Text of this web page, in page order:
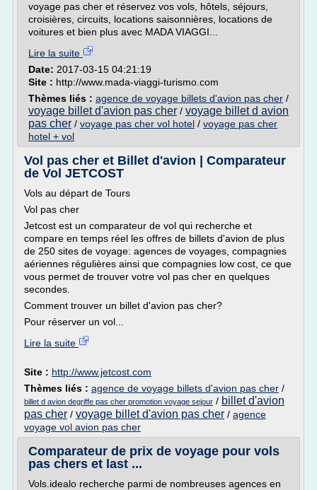
voyage pas cher et réservez vos vols, hôtels, séjours,
croisières, circuits, locations saisonnières, locations de
voitures et bien plus avec MADA VIAGGI...
Lire la suite
Date: 2017-03-15 04:21:19
Site : http://www.mada-viaggi-turismo.com
Thèmes liés : agence de voyage billets d'avion pas cher /
voyage billet d'avion pas cher / voyage billet d avion
pas cher / voyage pas cher vol hotel / voyage pas cher
hotel + vol
Vol pas cher et Billet d'avion | Comparateur
de Vol JETCOST
Vols au départ de Tours
Vol pas cher
Jetcost est un comparateur de vol qui recherche et
compare en temps réel les offres de billets d'avion de plus
de 250 sites de voyage: agences de voyages, compagnies
aériennes régulières ainsi que compagnies low cost, ce que
vous permet de trouver votre vol pas cher en quelques
secondes.
Comment trouver un billet d'avion pas cher?
Pour réserver un vol...
Lire la suite
Site : http://www.jetcost.com
Thèmes liés : agence de voyage billets d'avion pas cher /
billet d avion degriffe pas cher promotion voyage sejour / billet d'avion
pas cher / voyage billet d'avion pas cher / agence
voyage vol avion pas cher
Comparateur de prix de voyage pour vols
pas chers et last ...
Vols.idealo recherche parmi de nombreuses agences en